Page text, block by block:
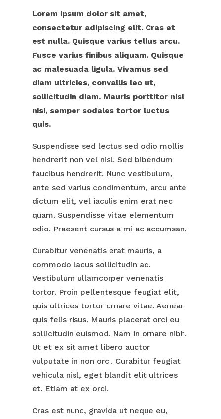
Lorem ipsum dolor sit amet,
consectetur adipiscing elit. Cras et
est nulla. Quisque varius tellus arcu.
Fusce varius finibus aliquam. Quisque
ac malesuada ligula. Vivamus sed
diam ultricies, convallis leo ut,
sollicitudin diam. Mauris porttitor nisl
nisi, semper sodales tortor luctus
quis.
Suspendisse sed lectus sed odio mollis
hendrerit non vel nisl. Sed bibendum
faucibus hendrerit. Nunc vestibulum,
ante sed varius condimentum, arcu ante
dictum elit, vel iaculis enim erat nec
quam. Suspendisse vitae elementum
odio. Praesent cursus a mi ac accumsan.
Curabitur venenatis erat mauris, a
commodo lacus sollicitudin ac.
Vestibulum ullamcorper venenatis
tortor. Proin pellentesque feugiat elit,
quis ultrices tortor ornare vitae. Aenean
quis felis risus. Mauris placerat orci eu
sollicitudin euismod. Nam in ornare nibh.
Ut et ex sit amet libero auctor
vulputate in non orci. Curabitur feugiat
vehicula nisl, eget blandit elit ultrices
et. Etiam at ex orci.
Cras est nunc, gravida ut neque eu,